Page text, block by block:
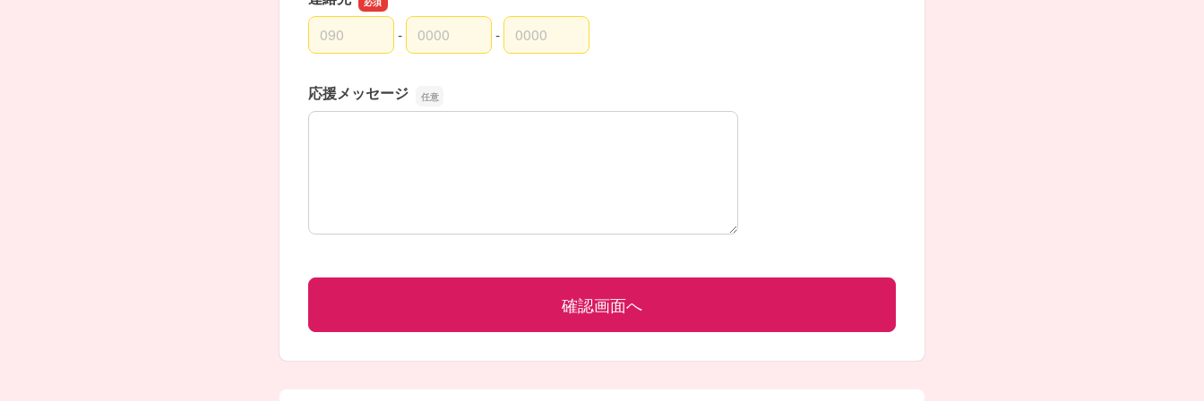
連絡先の市外局番
-
連絡先の市内局番 -
連絡先の加入者番号
応援メッセージ
応援メッセージ